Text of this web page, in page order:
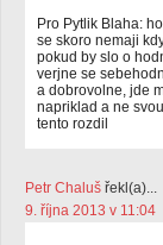
Pro Pytlik Blaha:
se skoro nemaji
pokud by slo o
verjne se
a dobrovolne, jde
napriklad a ne
tento rozdil
Petr Chaluš řekl(a)...
9. října 2013 v 11:04